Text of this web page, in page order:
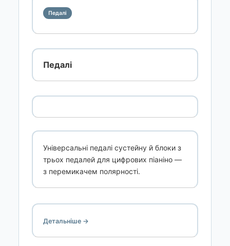
Педалі
Педалі
Універсальні педалі сустейну й блоки з
трьох педалей для цифрових піаніно —
з перемикачем полярності.
Детальніше →